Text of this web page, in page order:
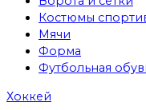
Костюмы
Мячи
Форма
Футбольная
Хоккей